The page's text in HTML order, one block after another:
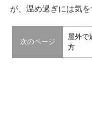
が、温め過ぎには気を
次のページ
屋外で
方